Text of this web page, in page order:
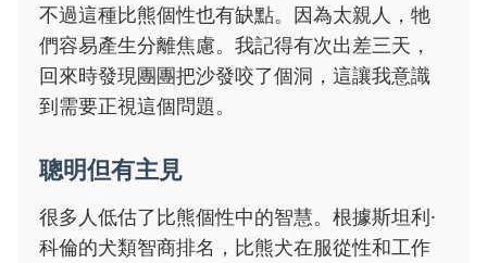
不過這種比熊個性也有缺點。因為太親人，牠
們容易產生分離焦慮。我記得有次出差三天，
回來時發現團團把沙發咬了個洞，這讓我意識
到需要正視這個問題。
聰明但有主見
很多人低估了比熊個性中的智慧。根據斯坦利·
科倫的犬類智商排名，比熊犬在服從性和工作